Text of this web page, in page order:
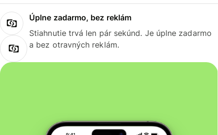
Úplne zadarmo, bez reklám
Stiahnutie trvá len pár sekúnd. Je úplne zadarmo
a bez otravných reklám.